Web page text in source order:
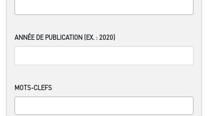
ANNÉE DE PUBLICATION (EX. : 2020)
MOTS-CLEFS